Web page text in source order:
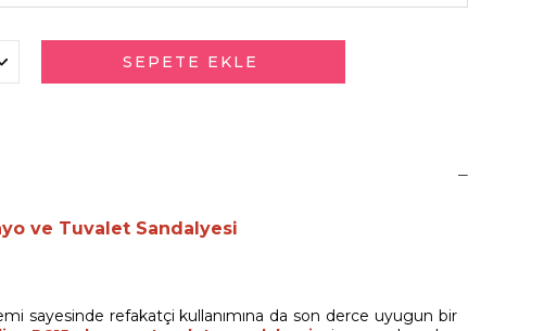
ve Tuvalet Sandalyesi
sayesinde refakatçi kullanımına da son derce uyugun bir